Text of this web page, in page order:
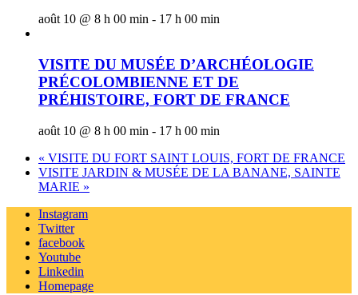
août 10 @ 8 h 00 min - 17 h 00 min
VISITE DU MUSÉE D’ARCHÉOLOGIE
PRÉCOLOMBIENNE ET DE
PRÉHISTOIRE, FORT DE FRANCE
août 10 @ 8 h 00 min - 17 h 00 min
« VISITE DU FORT SAINT LOUIS, FORT DE FRANCE
VISITE JARDIN & MUSÉE DE LA BANANE, SAINTE
MARIE »
Instagram
Twitter
facebook
Youtube
Linkedin
Homepage